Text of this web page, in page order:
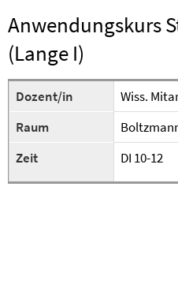
Anwendungskurs
(Lange I)
Dozent/in
Wiss.
Raum
Zeit
DI 10-12